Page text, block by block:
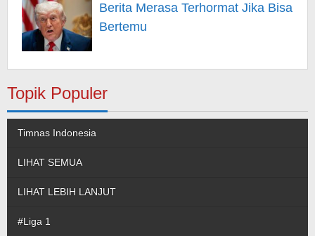
Berita Merasa Terhormat Jika Bisa
Bertemu
Topik Populer
Timnas Indonesia
LIHAT SEMUA
LIHAT LEBIH LANJUT
#Liga 1